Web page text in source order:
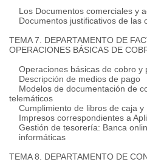
Los Documentos comerciales y
Documentos justificativos de las
TEMA 7. DEPARTAMENTO DE
OPERACIONES BÁSICAS DE
Operaciones básicas de cobro y
Descripción de medios de pago
Modelos de documentación de
telemáticos
Cumplimiento de libros de caja y
Impresos correspondientes a
Gestión de tesorería: Banca
informáticas
TEMA 8. DEPARTAMENTO DE